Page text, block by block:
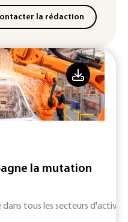
la rédaction
la mutation
dans tous les secteurs